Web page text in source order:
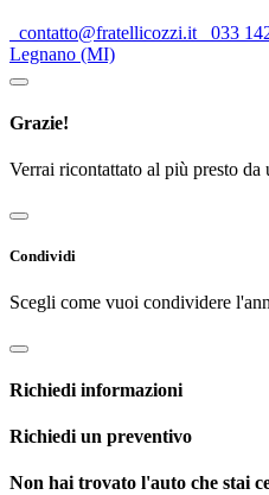
contatto@fratellicozzi.it 033
Legnano (MI)
Grazie!
Verrai ricontattato al più presto da
Condividi
Scegli come vuoi condividere
Richiedi informazioni
Richiedi un preventivo
Non hai trovato l'auto che stai